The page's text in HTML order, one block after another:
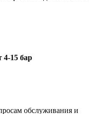
4-15 бар
обслуживания и